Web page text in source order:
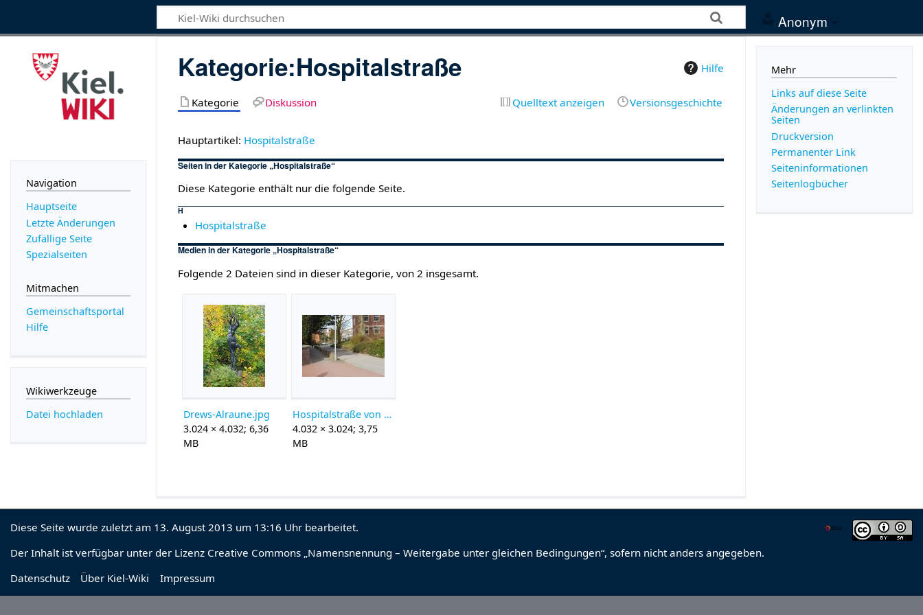
Anonym
Hilfe
Kategorie:Hospitalstraße
Kategorie Diskussion Quelltext anzeigen Versionsgeschichte
Hauptartikel: Hospitalstraße
Seiten in der Kategorie „Hospitalstraße“
Diese Kategorie enthält nur die folgende Seite.
H
Hospitalstraße
Medien in der Kategorie „Hospitalstraße“
Folgende 2 Dateien sind in dieser Kategorie, von 2 insgesamt.
Drews-Alraune.jpg
3.024 × 4.032; 6,36
MB
Hospitalstraße von Fleckenstraße.jpg
4.032 × 3.024; 3,75
MB
Navigation
Hauptseite
Letzte Änderungen
Zufällige Seite
Spezialseiten
Mitmachen
Gemeinschafts­portal
Hilfe
Wikiwerkzeuge
Datei hochladen
Mehr
Links auf diese Seite
Änderungen an verlinkten
Seiten
Druckversion
Permanenter Link
Seiten­­informationen
Seitenlogbücher
Diese Seite wurde zuletzt am 13. August 2013 um 13:16 Uhr bearbeitet.
Der Inhalt ist verfügbar unter der Lizenz Creative Commons „Namensnennung – Weitergabe unter gleichen Bedingungen“, sofern nicht anders angegeben.
Datenschutz
Über Kiel-Wiki Impressum